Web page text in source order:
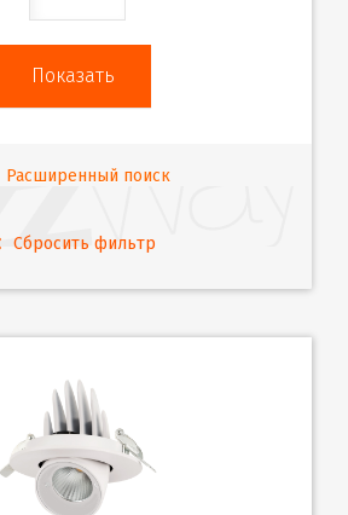
Расширенный поиск